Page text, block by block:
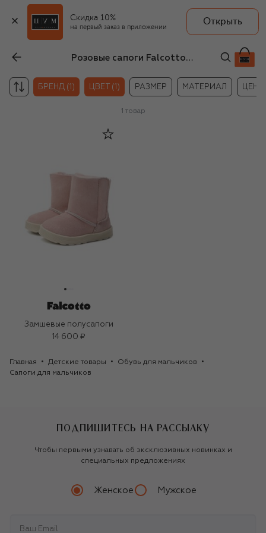
Скидка 10%
на первый заказ в приложении
Открыть
Розовые сапоги Falcotto для мальчиков
БРЕНД (1) ЦВЕТ (1) РАЗМЕР МАТЕРИАЛ ЦЕНА
1 товар
Замшевые полусапоги
14 600 ₽
Главная Детские товары
Обувь для мальчиков
Сапоги для мальчиков
ПОДПИШИТЕСЬ НА РАССЫЛКУ
Чтобы первыми узнавать об эксклюзивных новинках и
специальных предложениях
Женское Мужское